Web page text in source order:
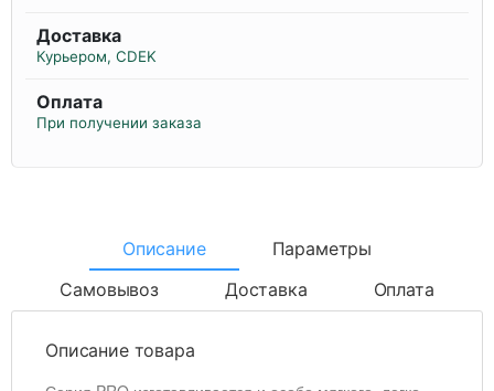
Доставка
Курьером, CDEK
Оплата
При получении заказа
Описание
Параметры
Самовывоз
Доставка Оплата
Описание товара